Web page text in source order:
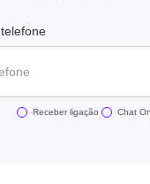
Receber ligação Chat